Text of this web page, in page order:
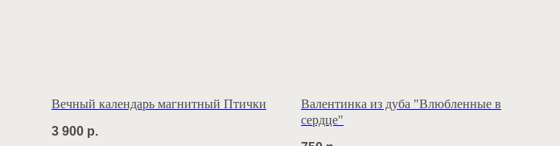
Вечный календарь магнитный Птички
3 900 р.
Валентинка из дуба "Влюбленные в
сердце"